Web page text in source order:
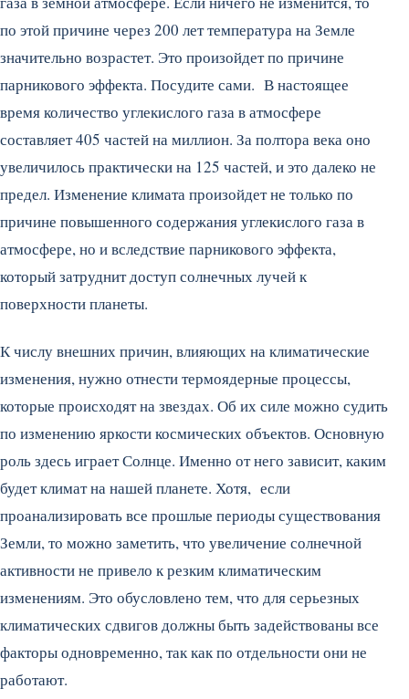
по этой причине через 200 лет температура на Земле
значительно возрастет. Это произойдет по причине
парникового эффекта. Посудите сами. В настоящее
время количество углекислого газа в атмосфере
составляет 405 частей на миллион. За полтора века оно
увеличилось практически на 125 частей, и это далеко не
предел. Изменение климата произойдет не только по
причине повышенного содержания углекислого газа в
атмосфере, но и вследствие парникового эффекта,
который затруднит доступ солнечных лучей к
поверхности планеты.
К числу внешних причин, влияющих на климатические
изменения, нужно отнести термоядерные процессы,
которые происходят на звездах. Об их силе можно судить
по изменению яркости космических объектов. Основную
роль здесь играет Солнце. Именно от него зависит, каким
будет климат на нашей планете. Хотя, если
проанализировать все прошлые периоды существования
Земли, то можно заметить, что увеличение солнечной
активности не привело к резким климатическим
изменениям. Это обусловлено тем, что для серьезных
климатических сдвигов должны быть задействованы все
факторы одновременно, так как по отдельности они не
работают.